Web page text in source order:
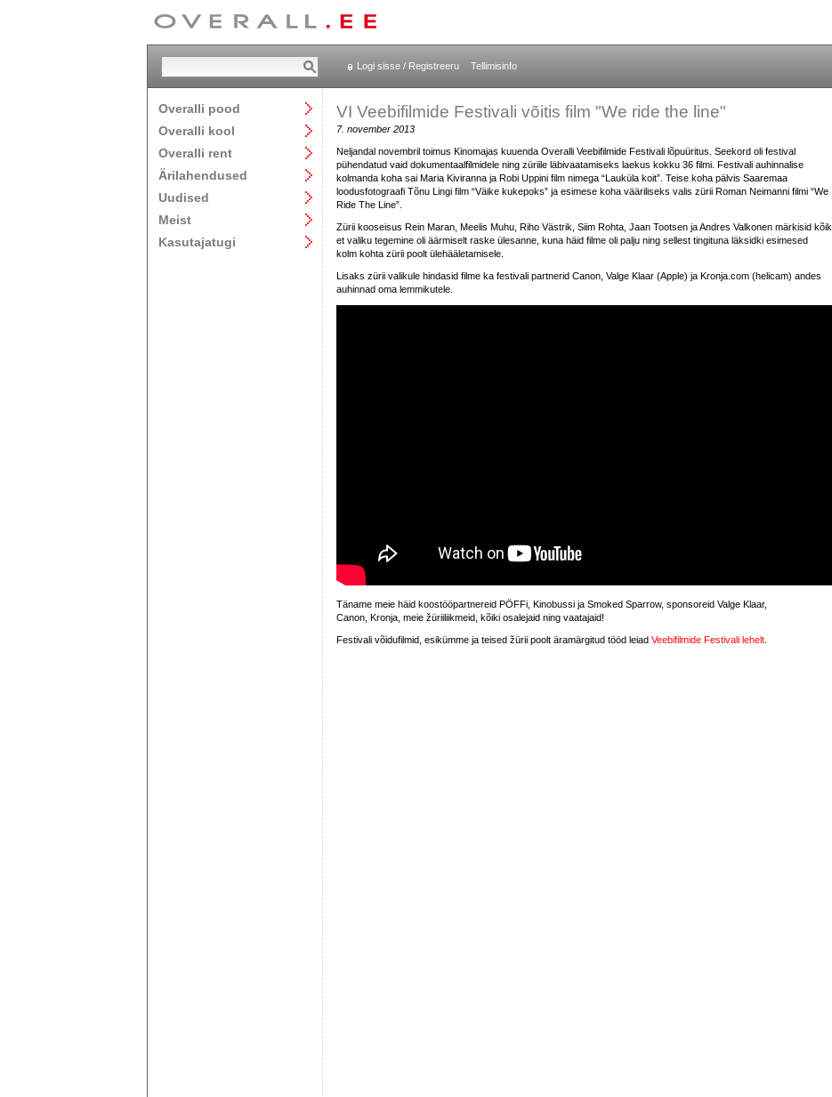
Logi sisse / Registreeru Tellimisinfo
Overalli pood
Overalli kool
Overalli rent
Ärilahendused
Uudised
Meist
Kasutajatugi
VI Veebifilmide Festivali võitis film "We ride the line"
7. november 2013
Neljandal novembril toimus Kinomajas kuuenda Overalli Veebifilmide Festivali lõpuüritus. Seekord oli festival
pühendatud vaid dokumentaalfilmidele ning züriile läbivaatamiseks laekus kokku 36 filmi. Festivali auhinnalise
kolmanda koha sai Maria Kiviranna ja Robi Uppini film nimega “Lauküla koit”. Teise koha pälvis Saaremaa
loodusfotograafi Tõnu Lingi film “Väike kukepoks” ja esimese koha vääriliseks valis zürii Roman Neimanni filmi “We
Ride The Line”.
Zürii kooseisus Rein Maran, Meelis Muhu, Riho Västrik, Siim Rohta, Jaan Tootsen ja Andres Valkonen märkisid kõik,
et valiku tegemine oli äärmiselt raske ülesanne, kuna häid filme oli palju ning sellest tingituna läksidki esimesed
kolm kohta zürii poolt ülehääletamisele.
Lisaks zürii valikule hindasid filme ka festivali partnerid Canon, Valge Klaar (Apple) ja Kronja.com (helicam) andes
auhinnad oma lemmikutele.
Täname meie häid koostööpartnereid PÖFFi, Kinobussi ja Smoked Sparrow, sponsoreid Valge Klaar,
Canon, Kronja, meie žüriiliikmeid, kõiki osalejaid ning vaatajaid!
Festivali võidufilmid, esikümme ja teised žürii poolt äramärgitud tööd leiad Veebifilmide Festivali lehelt.